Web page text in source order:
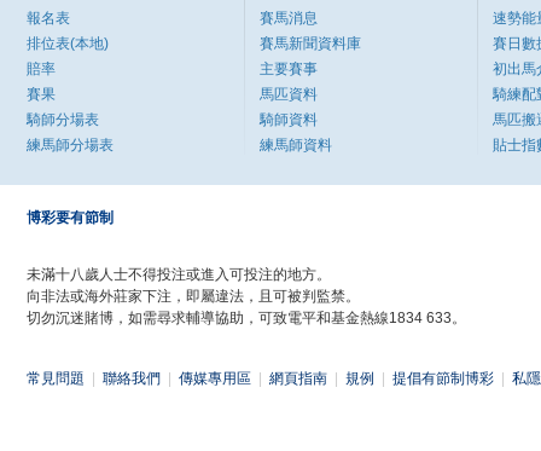
報名表
排位表(本地)
賠率
賽果
騎師分場表
練馬師分場表
賽馬消息
賽馬新聞資料庫
主要賽事
馬匹資料
騎師資料
練馬師資料
速勢能
賽日數
初出馬
騎練配
馬匹搬
貼士指
博彩要有節制
未滿十八歲人士不得投注或進入可投注的地方。
向非法或海外莊家下注，即屬違法，且可被判監禁。
切勿沉迷賭博，如需尋求輔導協助，可致電平和基金熱線1834 633。
常見問題 聯絡我們 傳媒專用區 網頁指南 規例 提倡有節制博彩 私